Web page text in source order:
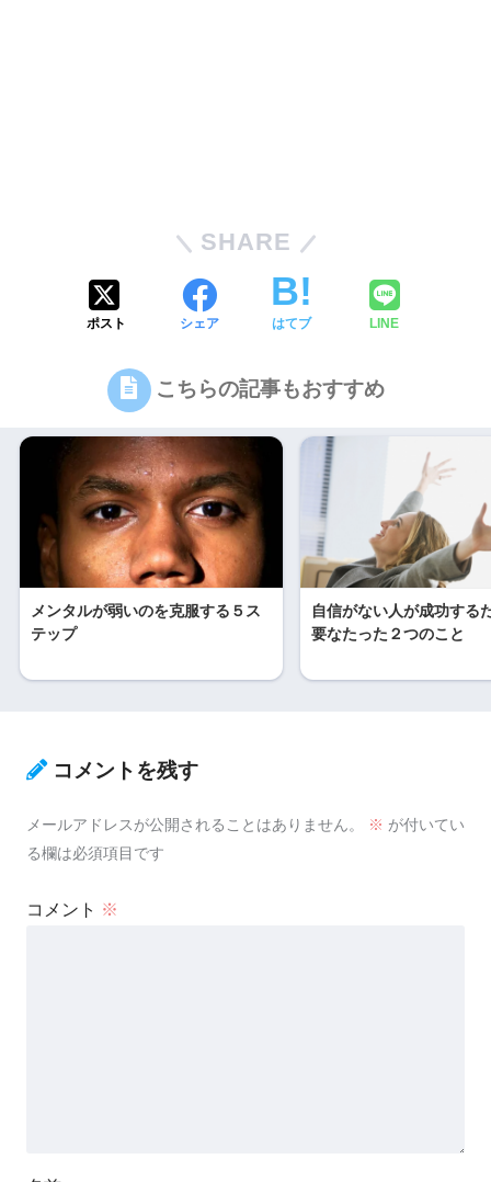
SHARE
ポスト シェア はてブ LINE
こちらの記事もおすすめ
メンタルが弱いのを克服する５ス
テップ
自信がない人が成功する
要なたった２つのこと
コメントを残す
メールアドレスが公開されることはありません。 ※ が付いてい
る欄は必須項目です
コメント ※